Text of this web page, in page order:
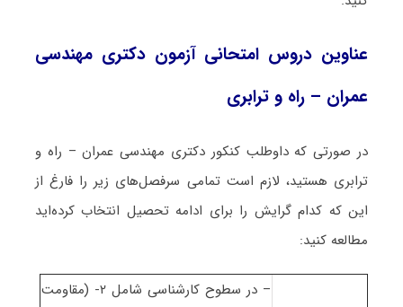
عناوین دروس امتحانی آزمون دکتری مهندسی
عمران – راه و ترابری
در صورتی که داوطلب کنکور دکتری مهندسی عمران – راه و
ترابری هستید، لازم است تمامی سرفصل‌های زیر را فارغ از
این که کدام گرایش را برای ادامه تحصیل انتخاب کرده‌اید
مطالعه کنید:
– در سطوح کارشناسی شامل ۲- (مقاومت